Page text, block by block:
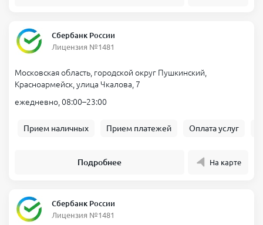
Сбербанк России
Лицензия №1481
Московская область, городской округ Пушкинский,
Красноармейск, улица Чкалова, 7
ежедневно, 08:00–23:00
Прием наличных Прием платежей Оплата услуг
Подробнее На карте
Сбербанк России
Лицензия №1481